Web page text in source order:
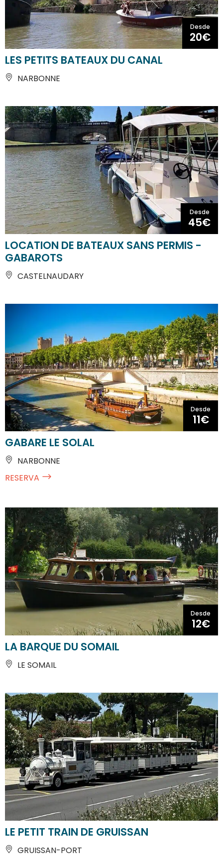
Desde
20€
LES PETITS BATEAUX DU CANAL
NARBONNE
Desde
45€
LOCATION DE BATEAUX SANS PERMIS -
GABAROTS
CASTELNAUDARY
Desde
11€
GABARE LE SOLAL
NARBONNE
RESERVA
Desde
12€
LA BARQUE DU SOMAIL
LE SOMAIL
LE PETIT TRAIN DE GRUISSAN
GRUISSAN-PORT